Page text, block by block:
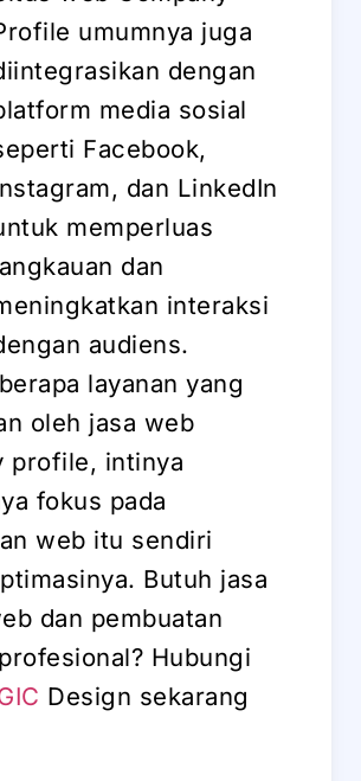
umumnya juga
dengan
media sosial
Facebook,
dan LinkedIn
memperluas
dan
interaksi
audiens.
layanan yang
oleh jasa web
profile, intinya
fokus pada
web itu sendiri
Butuh jasa
dan pembuatan
Hubungi
Design sekarang